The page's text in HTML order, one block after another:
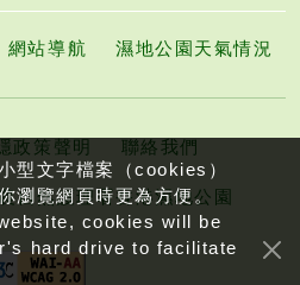
網站導航 濕地公園天氣情況
政策聲明 聯絡我們
自然護理署香港濕地公園
型文字檔案（cookies）
瀏覽網頁時更為方便。
cookies will be
hard drive to facilitate